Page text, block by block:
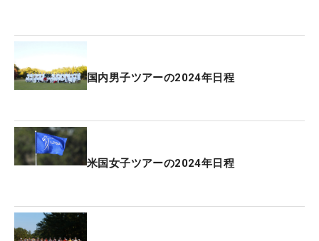
国内男子ツアーの2024年日程
米国女子ツアーの2024年日程